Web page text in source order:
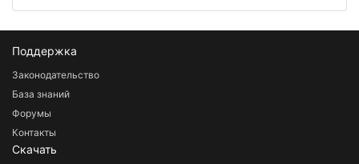
Поддержка
Законодательство
База знаний
Форумы
Контакты
Скачать